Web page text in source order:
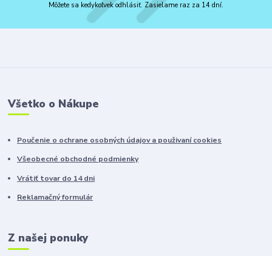
Môžete sa kedykoľvek odhlásiť. Zasielame raz za 14 dní.
Všetko o Nákupe
Poučenie o ochrane osobných údajov a použivaní cookies
Všeobecné obchodné podmienky
Vrátiť tovar do 14 dni
Reklamačný formulár
Z našej ponuky